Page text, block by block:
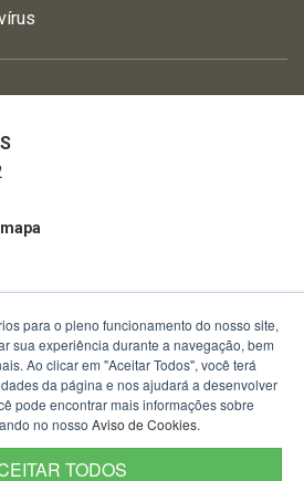
mapa
para o pleno funcionamento do nosso site,
sua experiência durante a navegação, bem
Ao clicar em "Aceitar Todos", você terá
da página e nos ajudará a desenvolver
pode encontrar mais informações sobre
no nosso Aviso de Cookies.
TODOS